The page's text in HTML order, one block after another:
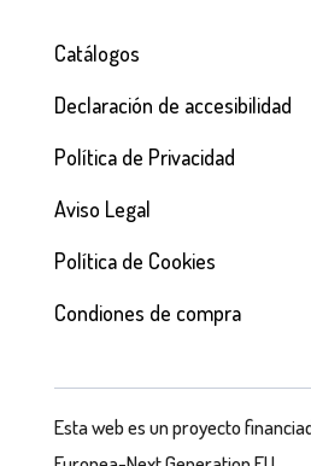
Catálogos
Declaración de accesibilidad
Política de Privacidad
Aviso Legal
Política de Cookies
Condiones de compra
Esta web es un proyecto